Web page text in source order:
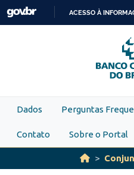
Skip to main content
ACESSO À
Dados Perguntas
Contato Sobre o Portal